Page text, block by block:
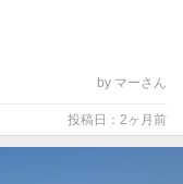
by マーさん
投稿日：2ヶ月前